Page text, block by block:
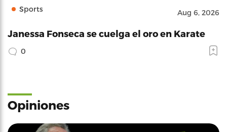
Sports Aug 6, 2026
Janessa Fonseca se cuelga el oro en Karate
0
Opiniones